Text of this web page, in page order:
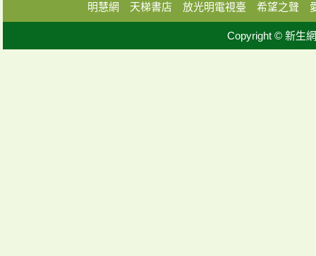
明慧網
天梯書店 放光明電視臺 希望之聲
Copyright © 新生